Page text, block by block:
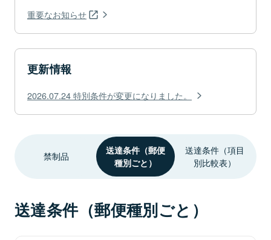
重要なお知らせ
更新情報
2026.07.24 特別条件が変更になりました。
禁制品
送達条件（郵便
種別ごと）
送達条件（項目
別比較表）
送達条件（郵便種別ごと）